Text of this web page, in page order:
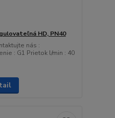
HD, PN40
nás :
: G1 Prietok l/min : 40